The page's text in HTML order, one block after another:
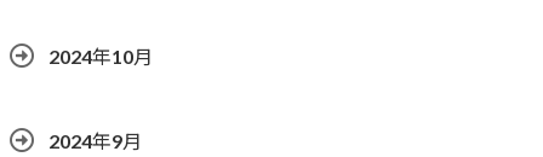
2024年10月
2024年9月